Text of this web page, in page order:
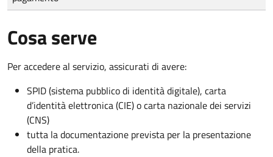
Cosa serve
Per accedere al servizio, assicurati di avere:
SPID (sistema pubblico di identità digitale), carta
d’identità elettronica (CIE) o carta nazionale dei servizi
(CNS)
tutta la documentazione prevista per la presentazione
della pratica.